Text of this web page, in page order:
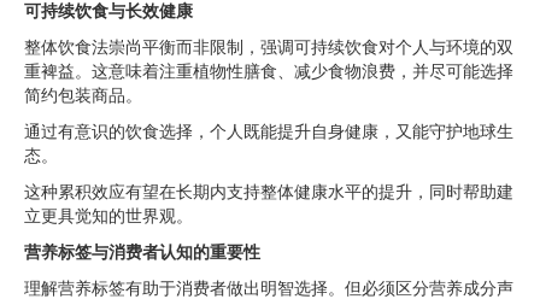
可持续饮食与长效健康
整体饮食法崇尚平衡而非限制，强调可持续饮食对个人与环境的双
重裨益。这意味着注重植物性膳食、减少食物浪费，并尽可能选择
简约包装商品。
通过有意识的饮食选择，个人既能提升自身健康，又能守护地球生
态。
这种累积效应有望在长期内支持整体健康水平的提升，同时帮助建
立更具觉知的世界观。
营养标签与消费者认知的重要性
理解营养标签有助于消费者做出明智选择。但必须区分营养成分声